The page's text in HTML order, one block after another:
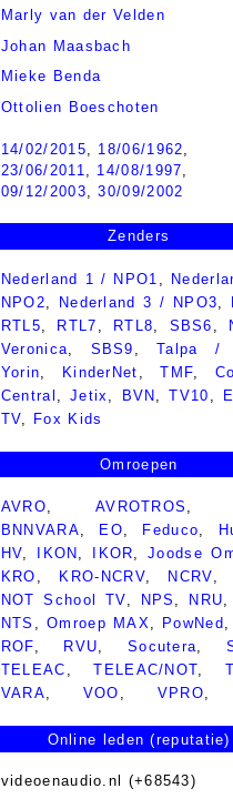
Marly van der Velden
Johan Maasbach
Mieke Benda
Ottolien Boeschoten
14/02/2015, 18/06/1962,
23/06/2011, 14/08/1997,
09/12/2003,30/09/2002
Zenders
Nederland 1 / NPO1
NPO2
Nederland 3 / NPO3
RTL5
RTL7 RTL8 SBS6
Veronica
SBS9 ,Talpa /
Yorin
KinderNet ,TMF
Central
Jetix BVN ,TV10
TV
Fox Kids
Omroepen
AVRO, AVROTROS ,
BNNVARA, EO, Feduco,
HV, IKON , IKOR,Joodse
KRO , KRO-NCRV, NCRV,
NOT School TV, NPS , NRU,
NTS ,Omroep MAX, PowNed ,
ROF, RVU, Socutera,
TELEAC ,TELEAC/NOT,
VARA, VOO , VPRO,
Online leden (reputatie)
videoenaudio.nl (+68543)